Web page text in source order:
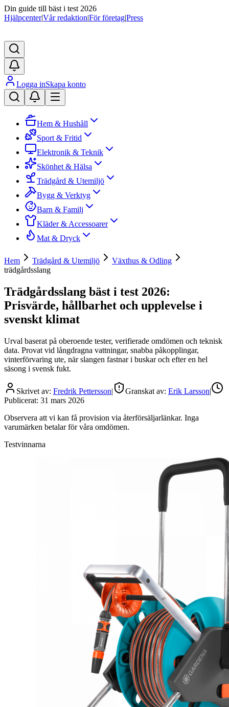
Din guide till bäst i test 2026
Hjälpcenter|Vår redaktion|För företag|Press
Logga inSkapa konto
Hem & Hushåll
Sport & Fritid
Elektronik & Teknik
Skönhet & Hälsa
Trädgård & Utemiljö
Bygg & Verktyg
Barn & Familj
Kläder & Accessoarer
Mat & Dryck
Hem Trädgård & Utemiljö
Växthus & Odling
trädgårdsslang
Trädgårdsslang bäst i test 2026:
Prisvärde, hållbarhet och upplevelse i
svenskt klimat
Urval baserat på oberoende tester, verifierade omdömen och teknisk
data. Provat vid långdragna vattningar, snabba påkopplingar,
vinterförvaring ute, när slangen fastnar i buskar och efter en hel
säsong i svensk fukt.
Skrivet av: Fredrik Pettersson| Granskat av: Erik Larsson|
Publicerat: 31 mars 2026
Observera att vi kan få provision via återförsäljarlänkar. Inga
varumärken betalar för våra omdömen.
Testvinnarna